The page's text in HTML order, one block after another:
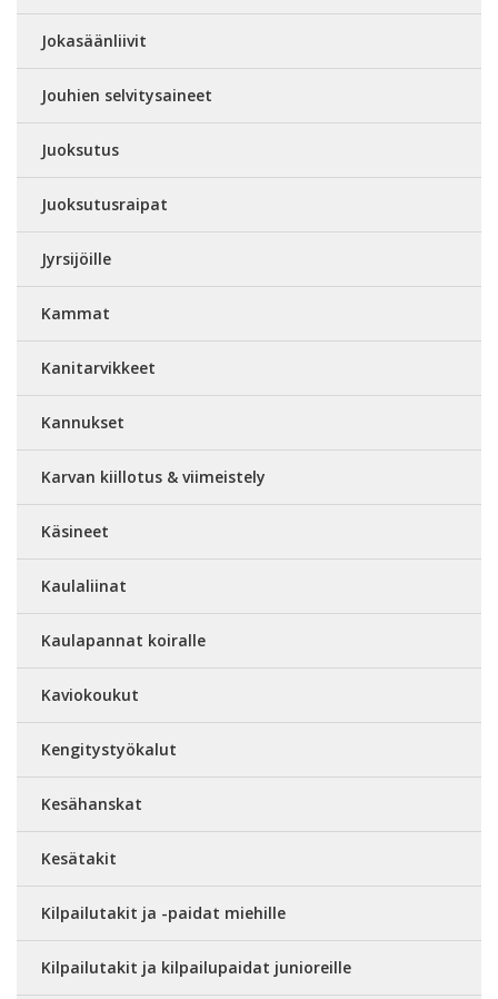
Jokasäänliivit
Jouhien selvitysaineet
Juoksutus
Juoksutusraipat
Jyrsijöille
Kammat
Kanitarvikkeet
Kannukset
Karvan kiillotus & viimeistely
Käsineet
Kaulaliinat
Kaulapannat koiralle
Kaviokoukut
Kengitystyökalut
Kesähanskat
Kesätakit
Kilpailutakit ja -paidat miehille
Kilpailutakit ja kilpailupaidat junioreille